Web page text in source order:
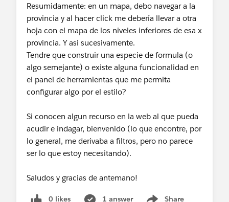
Resumidamente: en un mapa, debo navegar a la
provincia y al hacer click me debería llevar a otra
hoja con el mapa de los niveles inferiores de esa x
provincia. Y asi sucesivamente.
Tendre que construir una especie de formula (o
algo semejante) o existe alguna funcionalidad en
el panel de herramientas que me permita
configurar algo por el estilo?
Si conocen algun recurso en la web al que pueda
acudir e indagar, bienvenido (lo que encontre, por
lo general, me derivaba a filtros, pero no parece
ser lo que estoy necesitando).
Saludos y gracias de antemano!
0 likes 1 answer Share